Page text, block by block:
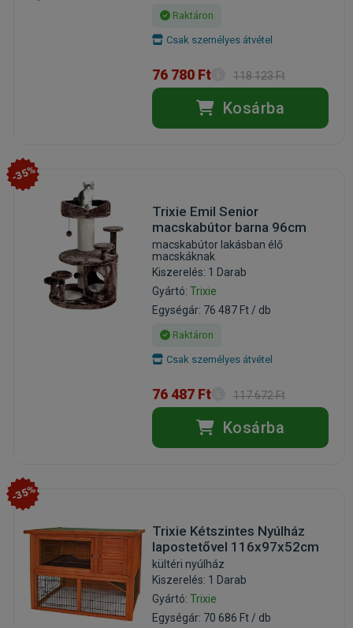
Raktáron
Csak személyes átvétel
76 780 Ft 118 123 Ft
Kosárba
-35%
Trixie Emil Senior
macskabútor barna 96cm
macskabútor lakásban élő
macskáknak
Kiszerelés: 1 Darab
Gyártó: Trixie
Egységár: 76 487 Ft / db
Raktáron
Csak személyes átvétel
76 487 Ft 117 672 Ft
Kosárba
-35%
Trixie Kétszintes Nyúlház
lapostetővel 116x97x52cm
kültéri nyúlház
Kiszerelés: 1 Darab
Gyártó: Trixie
Egységár: 70 686 Ft / db